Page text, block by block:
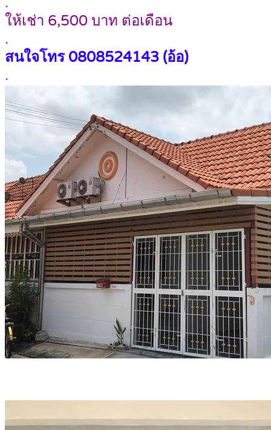
ให้เช่า 6,500 บาท ต่อเดือน
.
สนใจโทร 0808524143 (อ้อ)
.